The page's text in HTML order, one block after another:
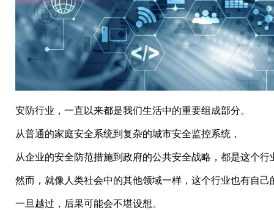
安防行业，一直以来都是我们生活中的重要组成部分。
从普通的家庭安全系统到复杂的城市安全监控系统，
从企业的安全防范措施到政府的公共安全战略，都是这个行
然而，就像人类社会中的其他领域一样，这个行业也有自己
一旦越过，后果可能会不堪设想。